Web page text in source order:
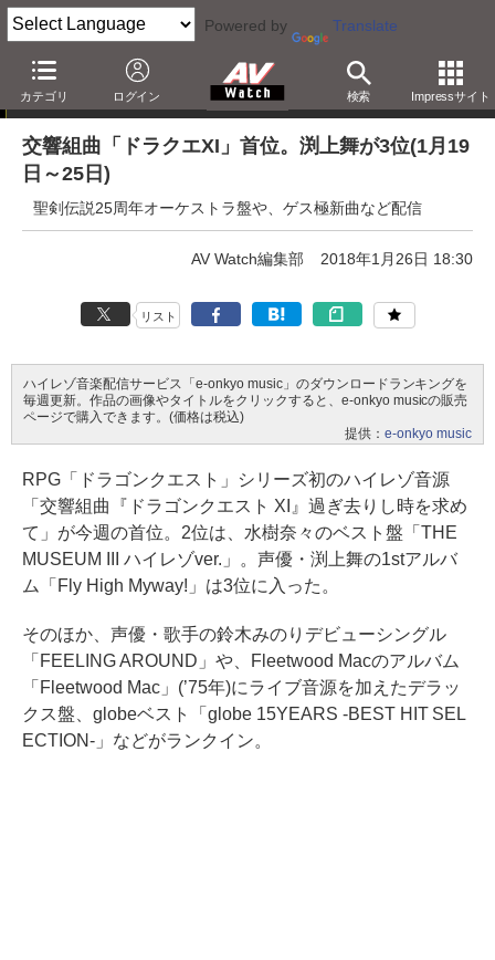
Powered by Translate
カテゴリ ログイン 検索 Impressサイト
e-onkyo music週間ハイレゾベスト10
交響組曲「ドラクエXI」首位。渕上舞が3位(1月19
日～25日)
聖剣伝説25周年オーケストラ盤や、ゲス極新曲など配信
AV Watch編集部 2018年1月26日 18:30
リスト
ハイレゾ音楽配信サービス「e-onkyo music」のダウンロードランキングを
毎週更新。作品の画像やタイトルをクリックすると、e-onkyo musicの販売
ページで購入できます。(価格は税込)
提供：e-onkyo music
RPG「ドラゴンクエスト」シリーズ初のハイレゾ音源
「交響組曲『ドラゴンクエスト XI』過ぎ去りし時を求め
て」が今週の首位。2位は、水樹奈々のベスト盤「THE
MUSEUM III ハイレゾver.」。声優・渕上舞の1stアルバ
ム「Fly High Myway!」は3位に入った。
そのほか、声優・歌手の鈴木みのりデビューシングル
「FEELING AROUND」や、Fleetwood Macのアルバム
「Fleetwood Mac」(’75年)にライブ音源を加えたデラッ
クス盤、globeベスト「globe 15YEARS -BEST HIT SEL
ECTION-」などがランクイン。